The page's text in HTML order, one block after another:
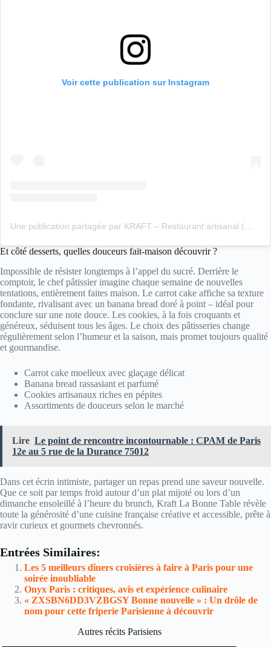
Voir cette publication sur Instagram
Une publication partagée par KRAFT – Restaurant artisanal (@kraft.paris)
Et côté desserts, quelles douceurs fait-maison découvrir ?
Impossible de résister longtemps à l’appel du sucré. Derrière le
comptoir, le chef pâtissier imagine chaque semaine de nouvelles
tentations, entièrement faites maison. Le carrot cake affiche sa texture
fondante, rivalisant avec un banana bread doré à point – idéal pour
conclure sur une note douce. Les cookies, à la fois croquants et
généreux, séduisent tous les âges. Le choix des pâtisseries change
régulièrement selon l’humeur et la saison, mais promet toujours qualité
et gourmandise.
Carrot cake moelleux avec glaçage délicat
Banana bread rassasiant et parfumé
Cookies artisanaux riches en pépites
Assortiments de douceurs selon le marché
Lire Le point de rencontre incontournable : CPAM de Paris
12e au 5 rue de la Durance 75012
Dans cet écrin intimiste, partager un repas prend une saveur nouvelle.
Que ce soit par temps froid autour d’un plat mijoté ou lors d’un
dimanche ensoleillé à l’heure du brunch, Kraft La Bonne Table révèle
toute la générosité d’une cuisine française créative et accessible, prête à
ravir curieux et gourmets chevronnés.
Entrées Similaires:
Les 5 meilleurs dîners croisières à faire à Paris pour une
soirée inoubliable
Onyx Paris : critiques, avis et expérience culinaire
« ZXSBN6DD3VZBGSY Bonne nouvelle » : Un drôle de
nom pour cette friperie Parisienne à découvrir
Autres récits Parisiens